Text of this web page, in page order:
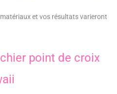
et vos résultats varieront
point de croix